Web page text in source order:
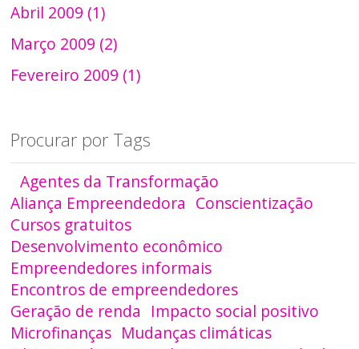
Abril 2009 (1)
Março 2009 (2)
Fevereiro 2009 (1)
Procurar por Tags
Agentes da Transformação
Aliança Empreendedora Conscientização
Cursos gratuitos
Desenvolvimento econômico
Empreendedores informais
Encontros de empreendedores
Geração de renda Impacto social positivo
Microfinanças Mudanças climáticas